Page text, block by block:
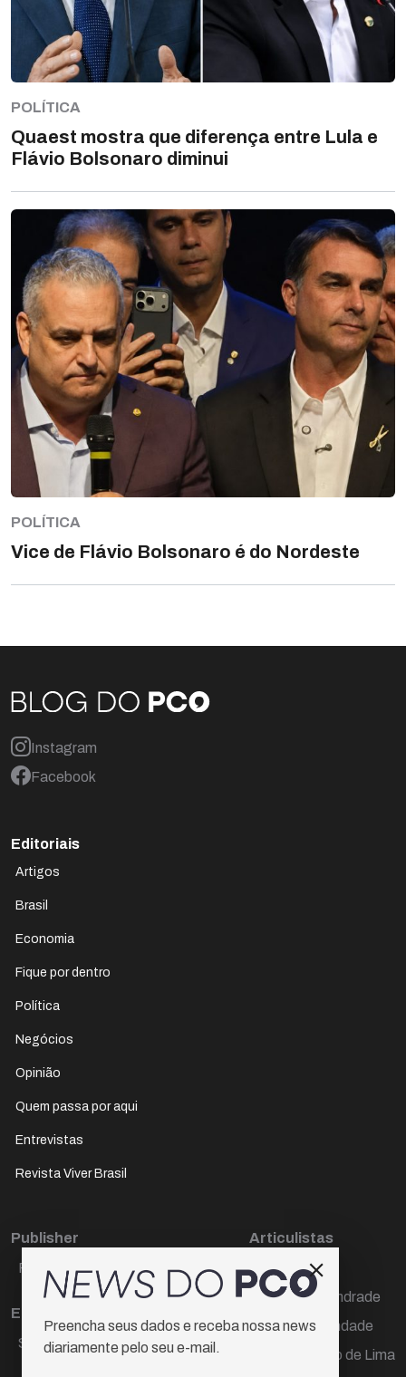
POLÍTICA
Quaest mostra que diferença entre Lula e
Flávio Bolsonaro diminui
POLÍTICA
Vice de Flávio Bolsonaro é do Nordeste
Instagram
Facebook
Editoriais
Artigos
Brasil
Economia
Fique por dentro
Política
Negócios
Opinião
Quem passa por aqui
Entrevistas
Revista Viver Brasil
Publisher
Paulo Cesar de Oliveira
Editora Chefe
Sueli Cotta
Articulistas
Décio Freire
Dr Marcos Andrade
Hamilton Trindade
Igor Carvalho de Lima
Preencha seus dados e receba nossa news
diariamente pelo seu e-mail.